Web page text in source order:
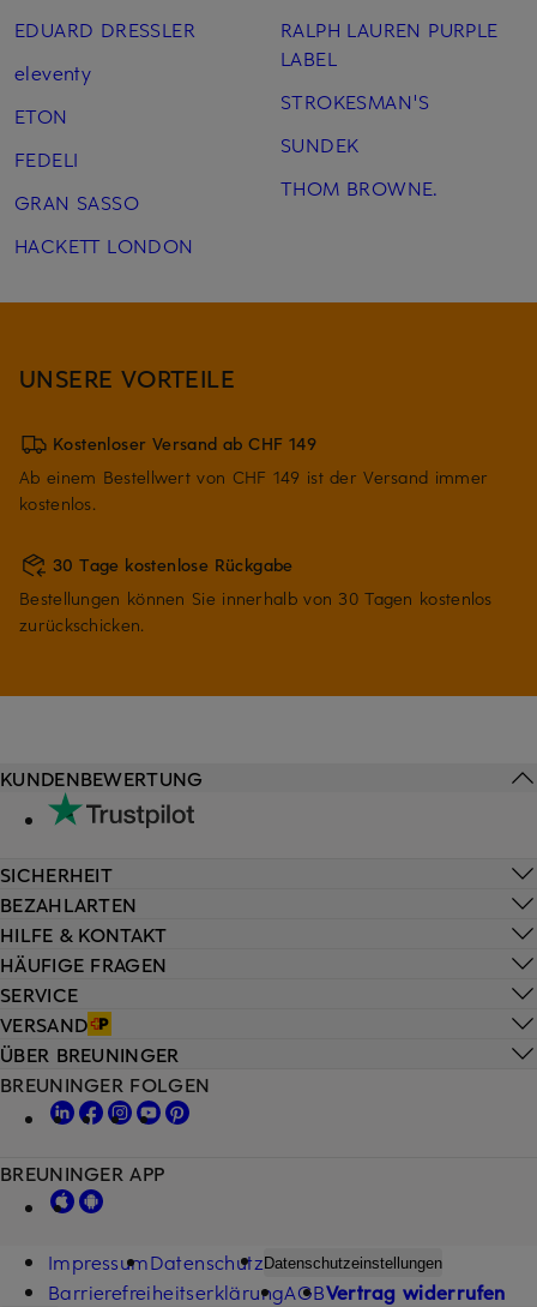
EDUARD DRESSLER
eleventy
ETON
FEDELI
GRAN SASSO
HACKETT LONDON
RALPH LAUREN PURPLE
LABEL
STROKESMAN'S
SUNDEK
THOM BROWNE.
UNSERE VORTEILE
Kostenloser Versand ab CHF 149
Ab einem Bestellwert von CHF 149 ist der Versand immer
kostenlos.
30 Tage kostenlose Rückgabe
Bestellungen können Sie innerhalb von 30 Tagen kostenlos
zurückschicken.
HILFE & KONTAKT
HÄUFIGE FRAGEN
SERVICE
VERSAND
KUNDENBEWERTUNG
SICHERHEIT
BEZAHLARTEN
ÜBER BREUNINGER
BREUNINGER FOLGEN
BREUNINGER APP
ImpressumDatenschutzDatenschutzeinstellungen
BarrierefreiheitserklärungAGBVertrag widerrufen